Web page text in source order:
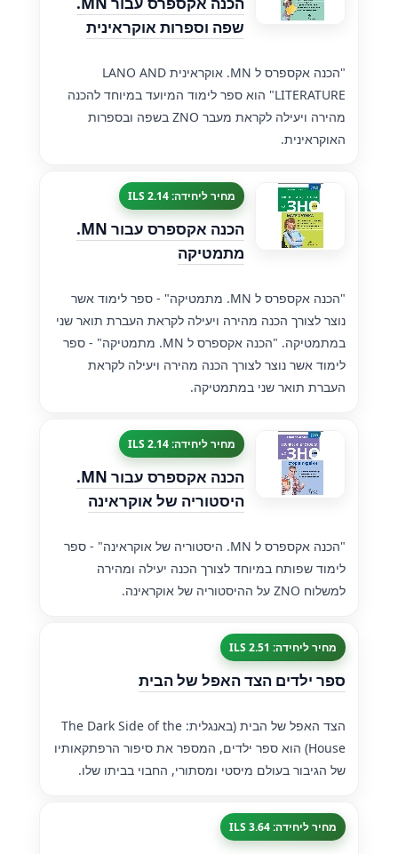
שפה וספרות אוקראינית
"הכנה אקספרס ל MN. אוקראינית LANO AND
LITERATURE" הוא ספר לימוד המיועד במיוחד להכנה
מהירה ויעילה לקראת מעבר ZNO בשפה ובספרות
האוקראינית.
מחיר ליחידה: 2.14 ILS
הכנה אקספרס עבור MN.
מתמטיקה
"הכנה אקספרס ל MN. מתמטיקה" - ספר לימוד אשר
נוצר לצורך הכנה מהירה ויעילה לקראת העברת תואר שני
במתמטיקה. "הכנה אקספרס ל MN. מתמטיקה" - ספר
לימוד אשר נוצר לצורך הכנה מהירה ויעילה לקראת
העברת תואר שני במתמטיקה.
מחיר ליחידה: 2.14 ILS
הכנה אקספרס עבור MN.
היסטוריה של אוקראינה
"הכנה אקספרס ל MN. היסטוריה של אוקראינה" - ספר
לימוד שפותח במיוחד לצורך הכנה יעילה ומהירה
למשלוח ZNO על ההיסטוריה של אוקראינה.
מחיר ליחידה: 2.51 ILS
ספר ילדים הצד האפל של הבית
הצד האפל של הבית (באנגלית: The Dark Side of the
House) הוא ספר ילדים, המספר את סיפור הרפתקאותיו
של הגיבור בעולם מיסטי ומסתורי, החבוי בביתו שלו.
מחיר ליחידה: 3.64 ILS